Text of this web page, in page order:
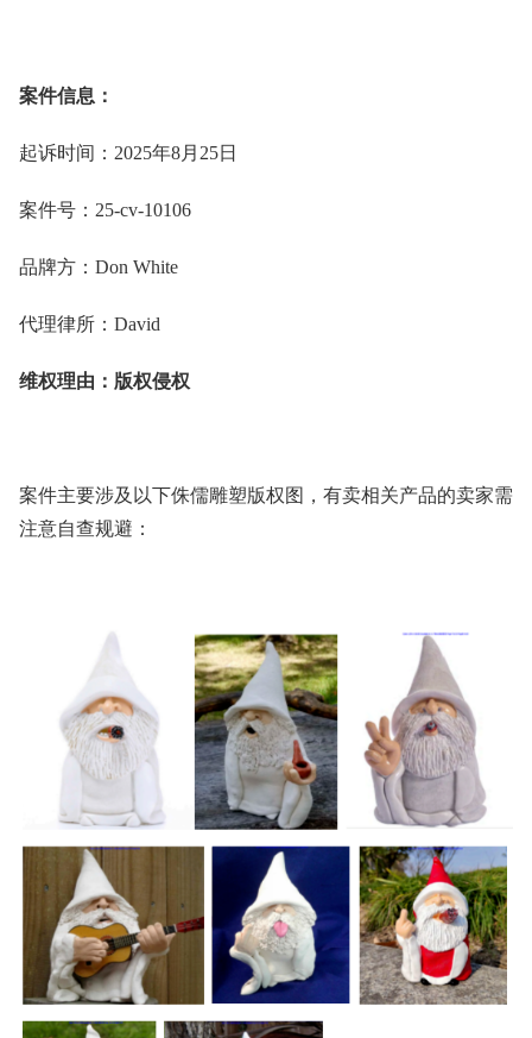
案件信息：
起诉时间：2025年8月 25日
案件号：25-cv-10106
品牌方：Don White
代理律所：David
维权理由：版权侵权
案件主要涉及以下侏儒雕塑版权图，有卖相关产品的卖家需
注意自查规避：